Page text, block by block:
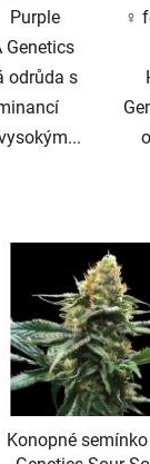
Genetics
odrůda s
♀️
Konopné